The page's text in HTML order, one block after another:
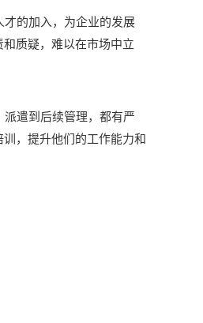
的加入，为企业的发展
质疑，难以在市场中立
遣到后续管理，都有严
，提升他们的工作能力和